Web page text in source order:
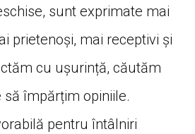
sunt exprimate mai
prietenoși, mai receptivi și
cu ușurință, căutăm
împărțim opiniile.
pentru întâlniri